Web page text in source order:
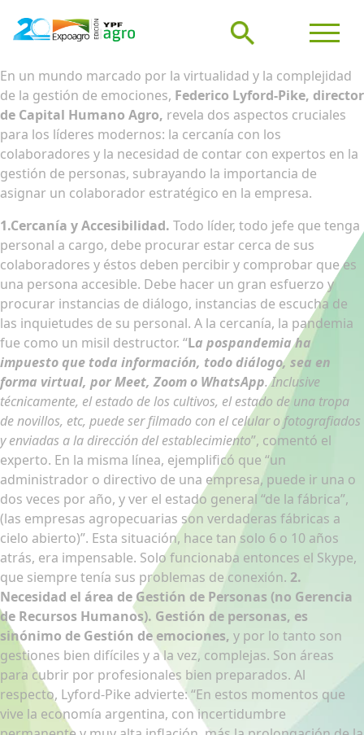
En un mundo marcado por la virtualidad y la complejidad
de la gestión de emociones, Federico Lyford-Pike, director
de Capital Humano Agro, revela dos aspectos cruciales
para los líderes modernos: la cercanía con los
colaboradores y la necesidad de contar con expertos en la
gestión de personas, subrayando la importancia de
asignar un colaborador estratégico en la empresa.
1.Cercanía y Accesibilidad. Todo líder, todo jefe que tenga
personal a cargo, debe procurar estar cerca de sus
colaboradores y éstos deben percibir y comprobar que es
una persona accesible. Debe hacer un gran esfuerzo y
procurar instancias de diálogo, instancias de escucha de
las inquietudes de su personal. A la cercanía, la pandemia
fue como un misil destructor. “La pospandemia ha
impuesto que toda información, todo diálogo, sea en
forma virtual, por Meet, Zoom o WhatsApp. Inclusive
técnicamente, el estado de los cultivos, el estado de una tropa
de novillos, etc, puede ser filmado con el celular o fotografiados
y enviadas a la dirección del establecimiento”, comentó el
experto. En la misma línea, ejemplificó que “un
administrador o directivo de una empresa, puede ir una o
dos veces por año, y ver el estado general “de la fábrica”,
(las empresas agropecuarias son verdaderas fábricas a
cielo abierto)”. Esta situación, hace tan solo 6 o 10 años
atrás, era impensable. Solo funcionaba entonces el Skype,
que siempre tenía sus problemas de conexión. 2.
Necesidad el área de Gestión de Personas (no Gerencia
de Recursos Humanos). Gestión de personas, es
sinónimo de Gestión de emociones, y por lo tanto son
gestiones bien difíciles y a la vez, complejas. Son áreas
para cubrir por profesionales bien preparados. Al
respecto, Lyford-Pike advierte: “En estos momentos que
vive la economía argentina, con incertidumbre